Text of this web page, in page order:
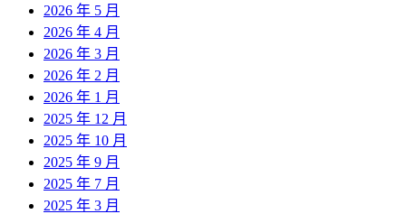
2026 年 5 月
2026 年 4 月
2026 年 3 月
2026 年 2 月
2026 年 1 月
2025 年 12 月
2025 年 10 月
2025 年 9 月
2025 年 7 月
2025 年 3 月